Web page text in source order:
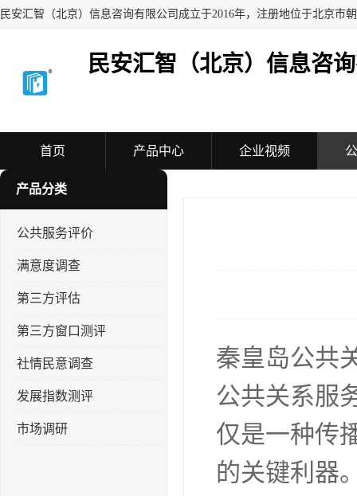
民安汇智（北京）信息咨
首页 产品中心 企业视频
产品分类
公共服务评价
满意度调查
第三方评估
第三方窗口测评
社情民意调查
发展指数测评
市场调研
秦皇岛公共
公共关系服
仅是一种传
的关键利器